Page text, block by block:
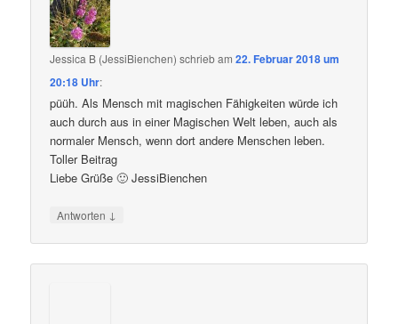
Jessica B (JessiBienchen) schriebam22. Februar 2018 um
20:18 Uhr:
püüh. Als Mensch mit magischen Fähigkeiten würde ich
auch durch aus in einer Magischen Welt leben, auch als
normaler Mensch, wenn dort andere Menschen leben.
Toller Beitrag
Liebe Grüße 🙂 JessiBienchen
Antworten ↓